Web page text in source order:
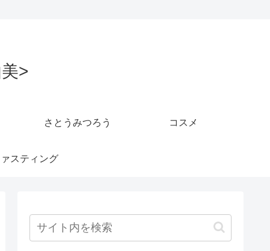
>
さとうみつろう コスメ
スティング